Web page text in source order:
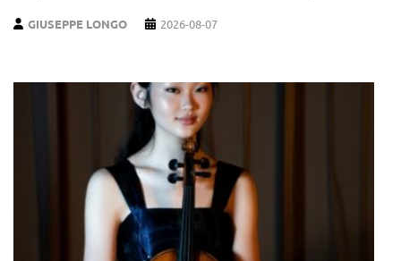
GIUSEPPE LONGO 2026-08-07